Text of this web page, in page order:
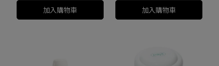
加入購物車 加入購物車